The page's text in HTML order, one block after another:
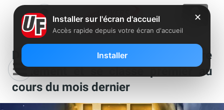
Déploiement 4G : Free accélère
nettement et se classe premier au
cours du mois dernier
✕
Installer sur l'écran d'accueil
Accès rapide depuis votre écran d'accueil
Installer